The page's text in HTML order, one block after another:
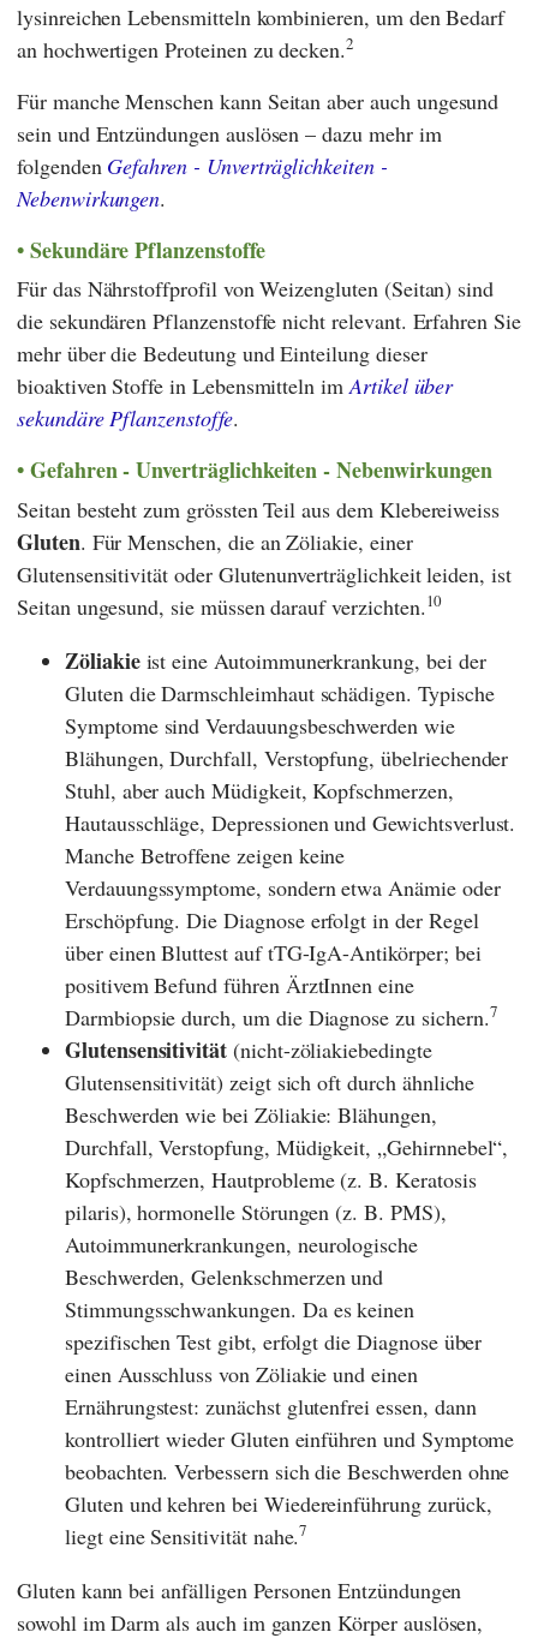
lysinreichen Lebensmitteln kombinieren, um den Bedarf
an hochwertigen Proteinen zu decken.2
Für manche Menschen kann Seitan aber auch ungesund
sein und Entzündungen auslösen – dazu mehr im
folgenden Gefahren - Unverträglichkeiten -
Nebenwirkungen.
Sekundäre Pflanzenstoffe
Für das Nährstoffprofil von Weizengluten (Seitan) sind
die sekundären Pflanzenstoffe nicht relevant. Erfahren Sie
mehr über die Bedeutung und Einteilung dieser
bioaktiven Stoffe in Lebensmitteln imArtikel über
sekundäre Pflanzenstoffe.
Gefahren - Unverträglichkeiten - Nebenwirkungen
Seitan besteht zum grössten Teil aus dem Klebereiweiss
Gluten. Für Menschen, die an Zöliakie, einer
Glutensensitivität oder Glutenunverträglichkeit leiden, ist
Seitan ungesund, sie müssen darauf verzichten.10
Zöliakieist eine Autoimmunerkrankung, bei der
Gluten die Darmschleimhaut schädigen. Typische
Symptome sind Verdauungsbeschwerden wie
Blähungen, Durchfall, Verstopfung, übelriechender
Stuhl, aber auch Müdigkeit, Kopfschmerzen,
Hautausschläge, Depressionen und Gewichtsverlust.
Manche Betroffene zeigen keine
Verdauungssymptome, sondern etwa Anämie oder
Erschöpfung. Die Diagnose erfolgt in der Regel
über einen Bluttest auf tTG-IgA-Antikörper; bei
positivem Befund führen ÄrztInnen eine
Darmbiopsie durch, um die Diagnose zu sichern.7
Glutensensitivität (nicht-zöliakiebedingte
Glutensensitivität) zeigt sich oft durch ähnliche
Beschwerden wie bei Zöliakie: Blähungen,
Durchfall, Verstopfung, Müdigkeit, „Gehirnnebel“,
Kopfschmerzen, Hautprobleme (z. B. Keratosis
pilaris), hormonelle Störungen (z. B. PMS),
Autoimmunerkrankungen, neurologische
Beschwerden, Gelenkschmerzen und
Stimmungsschwankungen. Da es keinen
spezifischen Test gibt, erfolgt die Diagnose über
einen Ausschluss von Zöliakie und einen
Ernährungstest: zunächst glutenfrei essen, dann
kontrolliert wieder Gluten einführen und Symptome
beobachten. Verbessern sich die Beschwerden ohne
Gluten und kehren bei Wiedereinführung zurück,
liegt eine Sensitivität nahe.7
Gluten kann bei anfälligen Personen Entzündungen
sowohl im Darm als auch im ganzen Körper auslösen,